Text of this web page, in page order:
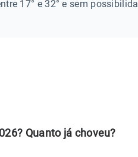
17° e 32° e sem
Quanto já choveu?